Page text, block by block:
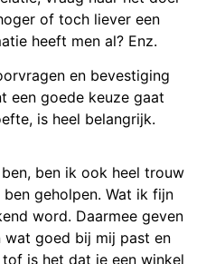
of toch liever een
heeft men al? Enz.
en bevestiging
een goede keuze gaat
is heel belangrijk.
ben ik ook heel trouw
geholpen. Wat ik fijn
word. Daarmee geven
goed bij mij past en
is het dat je een winkel